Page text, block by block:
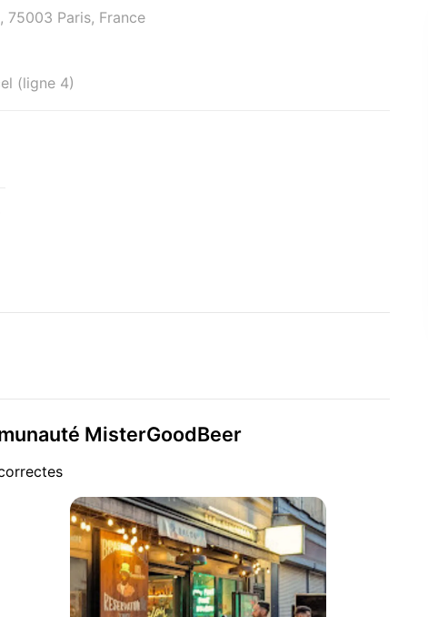
75003 Paris, France
(ligne 4)
MisterGoodBeer